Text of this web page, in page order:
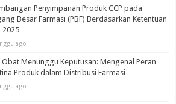
Penyimpanan Produk CCP pada
Besar Farmasi (PBF) Berdasarkan Ketentuan
2025
ago
Obat Menunggu Keputusan: Mengenal Peran
Produk dalam Distribusi Farmasi
ago